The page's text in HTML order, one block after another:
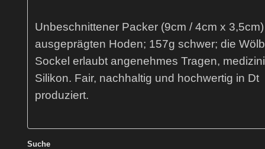
Unbeschnittener Packer (9cm / 4cm x
ausgeprägten Hoden; 157g schwer; die
Sockel erlaubt angenehmes Tragen,
Silikon. Fair, nachhaltig und hochwertig in Dt
produziert.
Suche